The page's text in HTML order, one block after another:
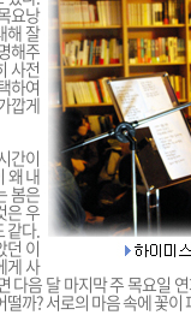
요낭
해 잘
해주
사전
하여
깝게
간이
왜 내
봄은
은 우
같다.
던 이
게 사
다음 달 마지막 주 목요일
까? 서로의 마음 속에 꽃이